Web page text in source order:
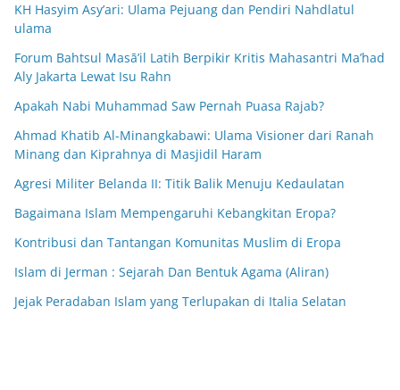
KH Hasyim Asy’ari: Ulama Pejuang dan Pendiri Nahdlatul
ulama
Forum Bahtsul Masā’il Latih Berpikir Kritis Mahasantri Ma’had
Aly Jakarta Lewat Isu Rahn
Apakah Nabi Muhammad Saw Pernah Puasa Rajab?
Ahmad Khatib Al-Minangkabawi: Ulama Visioner dari Ranah
Minang dan Kiprahnya di Masjidil Haram
Agresi Militer Belanda II: Titik Balik Menuju Kedaulatan
Bagaimana Islam Mempengaruhi Kebangkitan Eropa?
Kontribusi dan Tantangan Komunitas Muslim di Eropa
Islam di Jerman : Sejarah Dan Bentuk Agama (Aliran)
Jejak Peradaban Islam yang Terlupakan di Italia Selatan